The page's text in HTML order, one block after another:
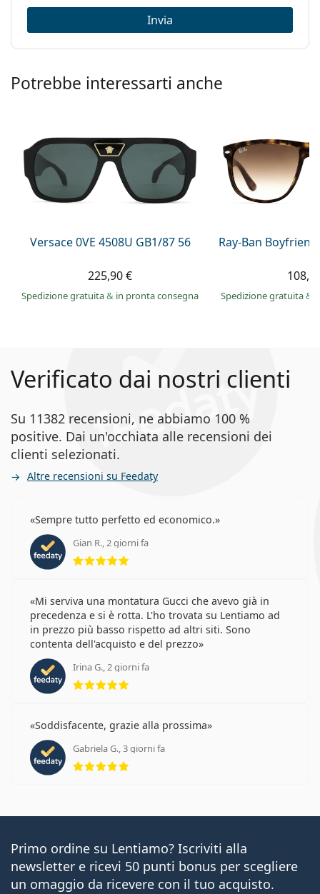
Invia
Potrebbe interessarti anche
Versace 0VE 4508U GB1/87 56
225,90 €
Spedizione gratuita& in pronta consegna
Ray-Ban
Spedizione gratuita&
Verificato dai nostri clienti
Su 11382 recensioni, ne abbiamo 100 %
positive. Dai un'occhiata alle recensioni dei
clienti selezionati.
Altre recensioni su Feedaty
Sempre tutto perfetto ed economico.
Gian R., 2 giorni fa
Mi serviva una montatura Gucci che avevo già in
precedenza e si è rotta. L'ho trovata su Lentiamo ad
in prezzo più basso rispetto ad altri siti. Sono
contenta dell'acquisto e del prezzo
Irina G., 2 giorni fa
Soddisfacente, grazie alla prossima
Gabriela G., 3 giorni fa
valutazione 5 di 5
Primo ordine su Lentiamo? Iscriviti alla
newsletter e ricevi 50 punti bonus per scegliere
un omaggio da ricevere con il tuo acquisto.